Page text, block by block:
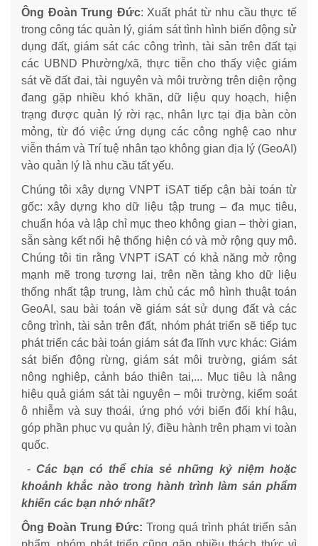
Ông Đoàn Trung Đức: Xuất phát từ nhu cầu thực tế
trong công tác quản lý, giám sát tình hình biến động sử
dụng đất, giám sát các công trình, tài sản trên đất tại
các UBND Phường/xã, thực tiễn cho thấy việc giám
sát về đất đai, tài nguyên và môi trường trên diện rộng
đang gặp nhiều khó khăn, dữ liệu quy hoạch, hiện
trạng được quản lý rời rạc, nhân lực tại địa bàn còn
mỏng, từ đó việc ứng dụng các công nghệ cao như
viễn thám và Trí tuệ nhân tạo không gian địa lý (GeoAI)
vào quản lý là nhu cầu tất yếu.
Chúng tôi xây dựng VNPT iSAT tiếp cận bài toán từ
gốc: xây dựng kho dữ liệu tập trung – đa mục tiêu,
chuẩn hóa và lập chỉ mục theo không gian – thời gian,
sẵn sàng kết nối hệ thống hiện có và mở rộng quy mô.
Chúng tôi tin rằng VNPT iSAT có khả năng mở rộng
mạnh mẽ trong tương lai, trên nền tảng kho dữ liệu
thống nhất tập trung, làm chủ các mô hình thuật toán
GeoAI, sau bài toán về giám sát sử dụng đất và các
công trình, tài sản trên đất, nhóm phát triển sẽ tiếp tục
phát triển các bài toán giám sát đa lĩnh vực khác: Giám
sát biến động rừng, giám sát môi trường, giám sát
nông nghiệp, cảnh báo thiên tai,... Mục tiêu là nâng
hiệu quả giám sát tài nguyên – môi trường, kiểm soát
ô nhiễm và suy thoái, ứng phó với biến đổi khí hậu,
góp phần phục vụ quản lý, điều hành trên phạm vi toàn
quốc.
-Các bạn có thể chia sẻ những kỷ niệm hoặc
khoảnh khắc nào trong hành trình làm sản phẩm
khiến các bạn nhớ nhất?
Ông Đoàn Trung Đức: Trong quá trình phát triển sản